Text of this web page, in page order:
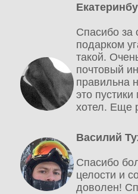
Спасибо за
подарком
такой.
почтовый
правильна
это
хотел. Еще
Василий
Спасибо
целости и
доволен!